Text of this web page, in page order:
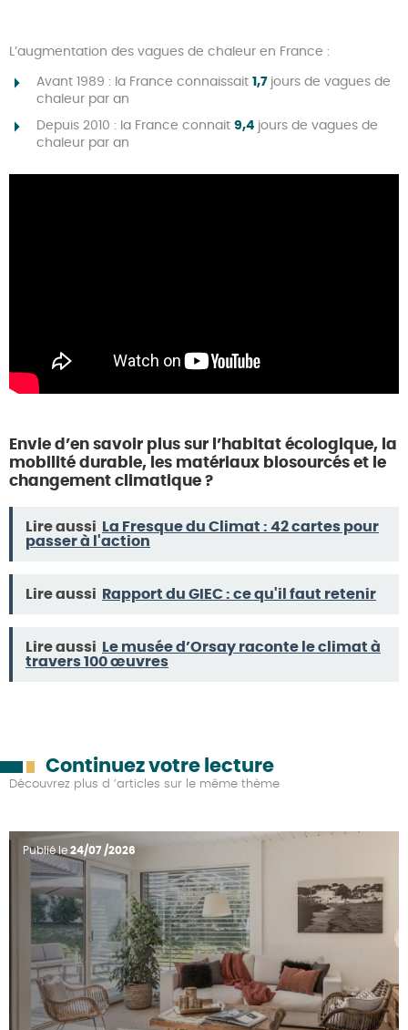
L’augmentation des vagues de chaleur en France :
Avant 1989 : la France connaissait 1,7jours de vagues de
chaleur par an
Depuis 2010 : la France connait 9,4 jours de vagues de
chaleur par an
Envie d’en savoir plus sur l’habitat écologique, la
mobilité durable, les matériaux biosourcés et le
changement climatique ?
Lire aussi
La Fresque du Climat : 42 cartes pour
passer à l'action
Lire aussi Rapport du GIEC : ce qu'il faut retenir
Lire aussi
Le musée d’Orsay raconte le climat à
travers 100 œuvres
Continuez votre lecture
Découvrez plus d ’articles sur le même thème
Publié le 24/07 /2026